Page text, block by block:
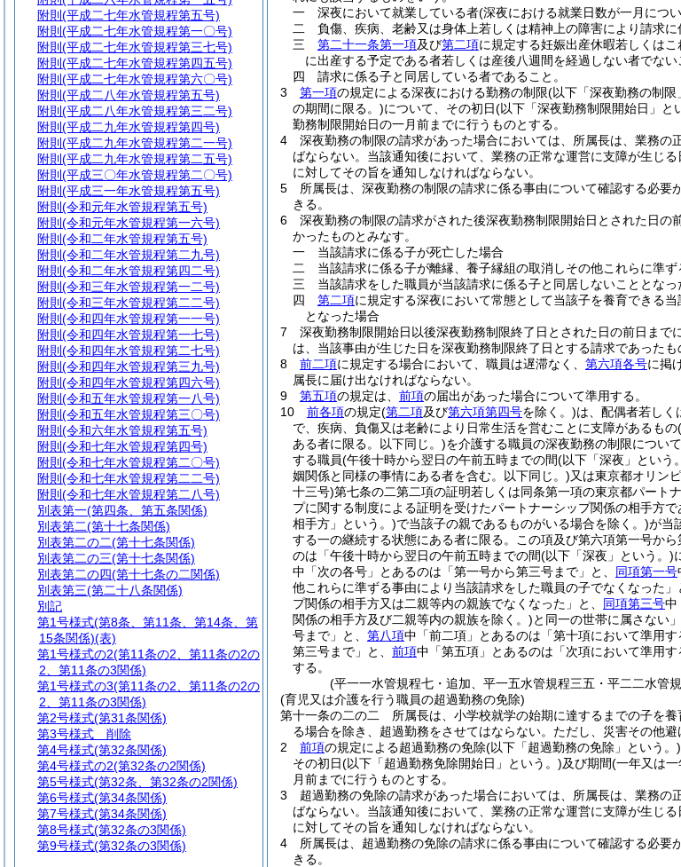
一
深夜において就業している者(深夜における就業日数が一月につ
二
負傷、疾病、老齢又は身体上若しくは精神上の障害により請求
三
第二十一条第一項及び第二項に規定する妊娠出産休暇若しくは
に出産する予定である者若しくは産後八週間を経過しない者でない
四
請求に係る子と同居している者であること。
3
第一項の規定による深夜における勤務の制限(以下「深夜勤務の制限
の期間に限る。)について、その初日(以下「深夜勤務制限開始日」と
勤務制限開始日の一月前までに行うものとする。
4
深夜勤務の制限の請求があった場合においては、所属長は、業務
ばならない。 当該通知後において、業務の正常な運営に支障が生じ
に対してその旨を通知しなければならない。
5
所属長は、深夜勤務の制限の請求に係る事由について確認する必
きる。
6
深夜勤務の制限の請求がされた後深夜勤務制限開始日とされた日の
かったものとみなす。
一
当該請求に係る子が死亡した場合
二
当該請求に係る子が離縁、養子縁組の取消しその他これらに準
三
当該請求をした職員が当該請求に係る子と同居しないこととなっ
四
第二項に規定する深夜において常態として当該子を養育できる
となった場合
7
深夜勤務制限開始日以後深夜勤務制限終了日とされた日の前日までに
は、当該事由が生じた日を深夜勤務制限終了日とする請求であったも
8
前二項に規定する場合において、職員は遅滞なく、 第六項各号に掲
属長に届け出なければならない。
9
第五項の規定は、 前項の届出があった場合について準用する。
10
前各項の規定(第二項及び第六項第四号を除く。)は、配偶者若しく
で、疾病、負傷又は老齢により日常生活を営むことに支障があるもの
ある者に限る。以下同じ。)を介護する職員の深夜勤務の制限について
する職員(午後十時から翌日の午前五時までの間(以下「深夜」という
姻関係と同様の事情にある者を含む。以下同じ。)又は東京都オリン
十三号)第七条の二第二項の証明若しくは同条第一項の東京都パート
プに関する制度による証明を受けたパートナーシップ関係の相手方
相手方」という。)で当該子の親であるものがいる場合を除く。)が当
する一の継続する状態にある者に限る。この項及び第六項第一号か
のは「午後十時から翌日の午前五時までの間(以下「深夜」という。)
中「次の各号」とあるのは「第一号から第三号まで」と、 同項第一号
他これらに準ずる事由により当該請求をした職員の子でなくなった
プ関係の相手方又は二親等内の親族でなくなった」と、 同項第三号中
関係の相手方及び二親等内の親族を除く。)と同一の世帯に属さない」
号まで」と、 第八項中「前二項」とあるのは「第十項において準用
第三号まで」と、 前項中「第五項」とあるのは「次項において準用
する。
(平一一水管規程七・追加、平一五水管規程三五・平二二水管
(育児又は介護を行う職員の超過勤務の免除)
第十一条の二の二
所属長は、小学校就学の始期に達するまでの子を
る場合を除き、超過勤務をさせてはならない。 ただし、災害その他
2
前項の規定による超過勤務の免除(以下「超過勤務の免除」という。)
その初日(以下「超過勤務免除開始日」という。)及び期間(一年又は
月前までに行うものとする。
3
超過勤務の免除の請求があった場合においては、所属長は、業務
ばならない。 当該通知後において、業務の正常な運営に支障が生じ
に対してその旨を通知しなければならない。
4
所属長は、超過勤務の免除の請求に係る事由について確認する必
きる。
附則 (平成二七年水管規程第五号)
附則 (平成二七年水管規程第一〇号)
附則 (平成二七年水管規程第三七号)
附則 (平成二七年水管規程第四五号)
附則 (平成二七年水管規程第六〇号)
附則 (平成二八年水管規程第五号)
附則 (平成二八年水管規程第三二号)
附則 (平成二九年水管規程第四号)
附則 (平成二九年水管規程第二一号)
附則 (平成二九年水管規程第二五号)
附則 (平成三〇年水管規程第二〇号)
附則 (平成三一年水管規程第五号)
附則 (令和元年水管規程第五号)
附則 (令和元年水管規程第一六号)
附則 (令和二年水管規程第五号)
附則 (令和二年水管規程第二九号)
附則 (令和二年水管規程第四二号)
附則 (令和三年水管規程第一二号)
附則 (令和三年水管規程第二二号)
附則 (令和四年水管規程第一一号)
附則 (令和四年水管規程第一七号)
附則 (令和四年水管規程第二七号)
附則 (令和四年水管規程第三九号)
附則 (令和四年水管規程第四六号)
附則 (令和五年水管規程第一八号)
附則 (令和五年水管規程第三〇号)
附則 (令和六年水管規程第五号)
附則 (令和七年水管規程第四号)
附則 (令和七年水管規程第二〇号)
附則 (令和七年水管規程第二二号)
附則 (令和七年水管規程第二八号)
別表第一(第四条、第五条関係)
別表第二(第十七条関係)
別表第二の二(第十七条関係)
別表第二の三(第十七条関係)
別表第二の四(第十七条の二関係)
別表第三(第二十八条関係)
別記
第1号様式(第8条、第11条、第14条、第
15条関係)(表)
第1号様式の2(第11条の2、第11条の2の
2、第11条の3関係)
第1号様式の3(第11条の2、第11条の2の
2、第11条の3関係)
第2号様式(第31条関係)
第3号様式 削除
第4号様式(第32条関係)
第4号様式の2(第32条の2関係)
第5号様式(第32条、第32条の2関係)
第6号様式(第34条関係)
第7号様式(第34条関係)
第8号様式(第32条の3関係)
第9号様式(第32条の3関係)